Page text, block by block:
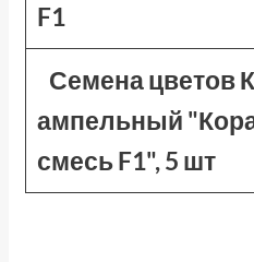
F1
Семена цветов
ампельный
смесь F1", 5 шт